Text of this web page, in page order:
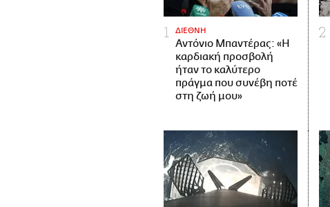
ΔΙΕΘΝΗ
Αντόνιο Μπαντέρας: «Η
καρδιακή προσβολή
ήταν το καλύτερο
πράγμα που συνέβη ποτέ
στη ζωή μου»